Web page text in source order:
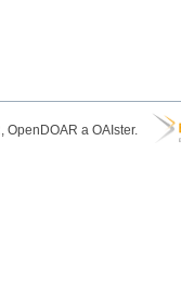
OpenDOAR a OAIster.